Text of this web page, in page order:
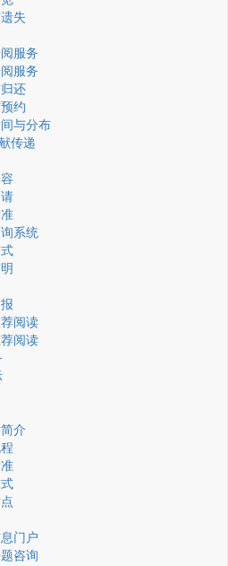
失
服务
服务
还
约
与分布
传递
系统
阅读
阅读
介
门户
咨询